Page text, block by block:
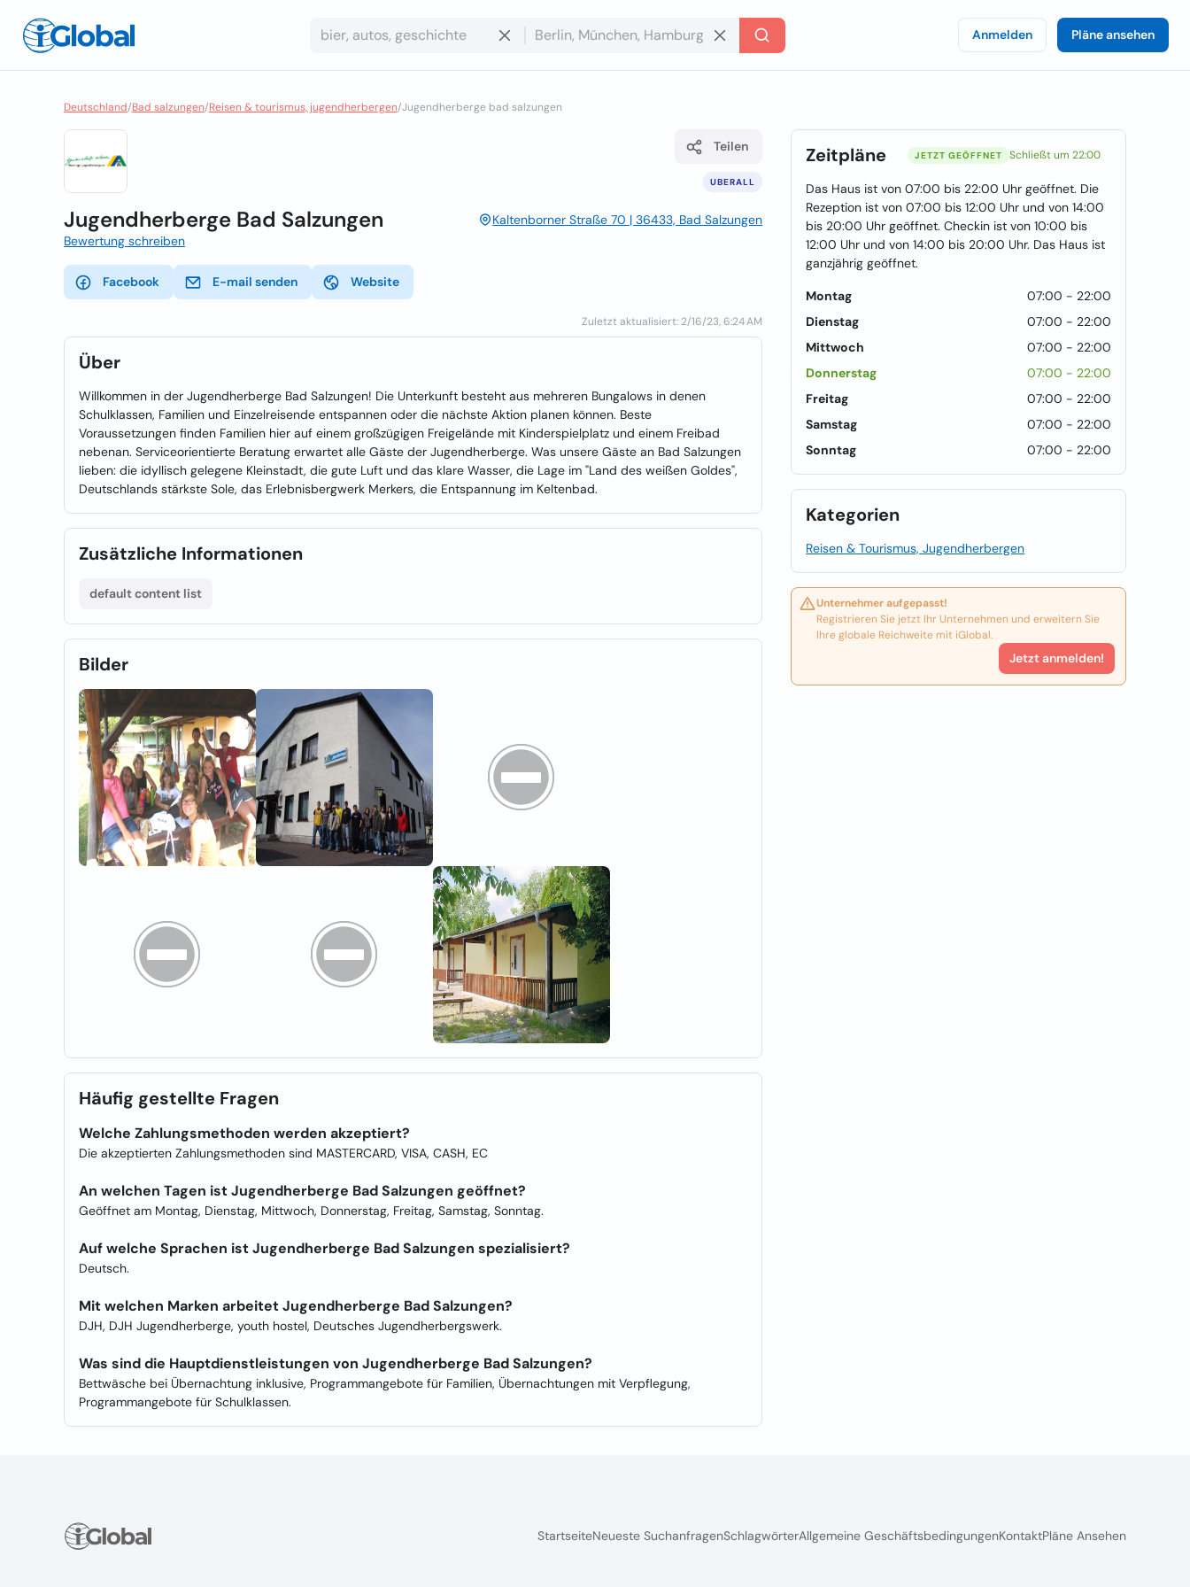
Anmelden Pläne ansehen
Deutschland/Bad salzungen/Reisen & tourismus, jugendherbergen/Jugendherberge bad salzungen
UBERALL
Teilen
Jugendherberge Bad Salzungen
Kaltenborner Straße 70 | 36433, Bad Salzungen
Bewertung schreiben
Facebook E-mail senden Website
Zuletzt aktualisiert: 2/16/23, 6:24 AM
Über
Willkommen in der Jugendherberge Bad Salzungen! Die Unterkunft besteht aus mehreren Bungalows in denen
Schulklassen, Familien und Einzelreisende entspannen oder die nächste Aktion planen können. Beste
Voraussetzungen finden Familien hier auf einem großzügigen Freigelände mit Kinderspielplatz und einem Freibad
nebenan. Serviceorientierte Beratung erwartet alle Gäste der Jugendherberge. Was unsere Gäste an Bad Salzungen
lieben: die idyllisch gelegene Kleinstadt, die gute Luft und das klare Wasser, die Lage im "Land des weißen Goldes",
Deutschlands stärkste Sole, das Erlebnisbergwerk Merkers, die Entspannung im Keltenbad.
Zusätzliche Informationen
default content list
Bilder
Häufig gestellte Fragen
Welche Zahlungsmethoden werden akzeptiert?
Die akzeptierten Zahlungsmethoden sind MASTERCARD, VISA, CASH, EC
An welchen Tagen ist Jugendherberge Bad Salzungen geöffnet?
Geöffnet am Montag, Dienstag, Mittwoch, Donnerstag, Freitag, Samstag, Sonntag.
Auf welche Sprachen ist Jugendherberge Bad Salzungen spezialisiert?
Deutsch.
Mit welchen Marken arbeitet Jugendherberge Bad Salzungen?
DJH, DJH Jugendherberge, youth hostel, Deutsches Jugendherbergswerk.
Was sind die Hauptdienstleistungen von Jugendherberge Bad Salzungen?
Bettwäsche bei Übernachtung inklusive, Programmangebote für Familien, Übernachtungen mit Verpflegung,
Programmangebote für Schulklassen.
Zeitpläne JETZT GEÖFFNET Schließt um 22:00
Das Haus ist von 07:00 bis 22:00 Uhr geöffnet. Die
Rezeption ist von 07:00 bis 12:00 Uhr und von 14:00
bis 20:00 Uhr geöffnet. Checkin ist von 10:00 bis
12:00 Uhr und von 14:00 bis 20:00 Uhr. Das Haus ist
ganzjährig geöffnet.
Montag
07:00 - 22:00
Dienstag
07:00 - 22:00
Mittwoch
07:00 - 22:00
Donnerstag
07:00 - 22:00
Freitag
07:00 - 22:00
Samstag
07:00 - 22:00
Sonntag
07:00 - 22:00
Kategorien
Reisen & Tourismus, Jugendherbergen
Unternehmer aufgepasst!
Registrieren Sie jetzt Ihr Unternehmen und erweitern Sie
Ihre globale Reichweite mit iGlobal.
Jetzt anmelden!
StartseiteNeueste SuchanfragenSchlagwörterAllgemeine GeschäftsbedingungenKontaktPläne Ansehen